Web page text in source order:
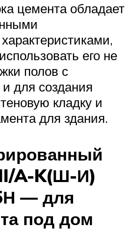
цемента обладает
его не
полов с
для создания
кладку и
для здания.
A-K(Ш-И)
— для
под дом